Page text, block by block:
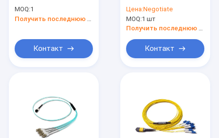
FTTH MPO
MOQ:1
Контакт
Цена:Negotiate
MOQ:1 шт
Контакт